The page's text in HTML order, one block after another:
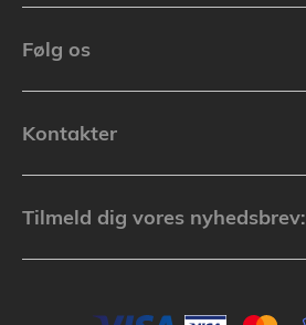
Følg os
Kontakter
Tilmeld dig vores nyhedsbrev: